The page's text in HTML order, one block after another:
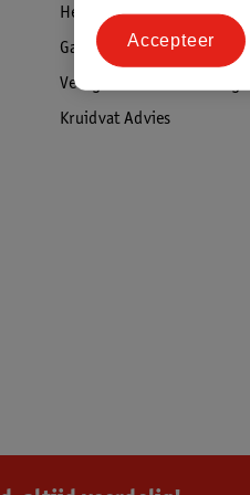
Herroepen & retourneren
Garantie
Veiligheidswaarschuwingen
Kruidvat Advies
Accepteer